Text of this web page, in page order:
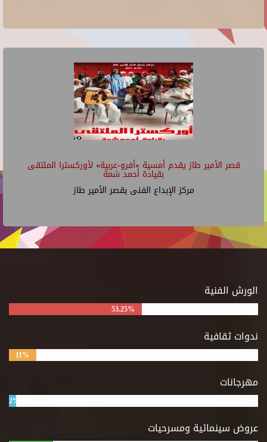
قصر الأمير طاز يقدم أمسية «أفرو-عربية» لأوركسترا الملتقى
بقيادة أحمد شمة
مركز الإبداع الفنى بقصر الأمير طاز
الورش الفنية
53.25%
ندوات ثقافية
11%
مهرجانات
2%
عروض سينمائية ومسرحيات